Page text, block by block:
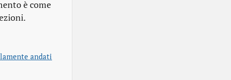
è come
andati